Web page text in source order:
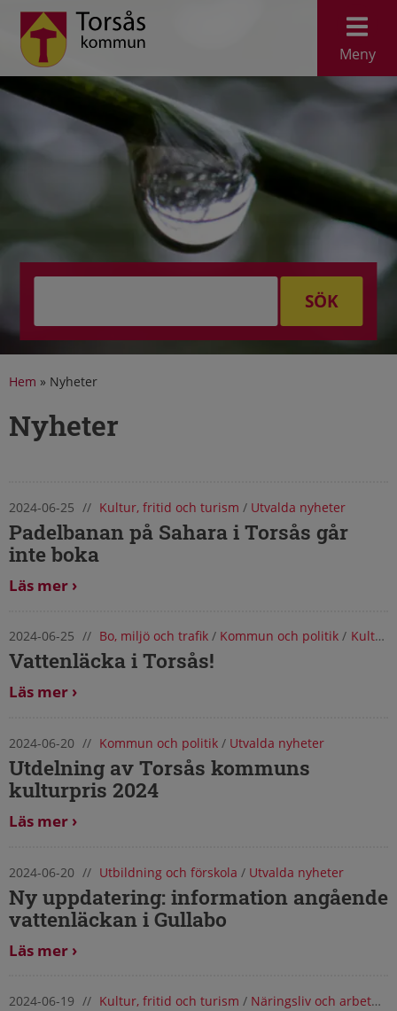
Meny
SÖK
Hem » Nyheter
Nyheter
Nyheter från Torsås kommun
2024-06-25 // Kultur, fritid och turism / Utvalda nyheter
Padelbanan på Sahara i Torsås går
inte boka
Läs mer
2024-06-25 // Bo, miljö och trafik/ Kommun och politik / Kultur, fritid och turism
Vattenläcka i Torsås!
Läs mer
2024-06-20 // Kommun och politik/ Utvalda nyheter
Utdelning av Torsås kommuns
kulturpris 2024
Läs mer
2024-06-20 // Utbildning och förskola / Utvalda nyheter
Ny uppdatering: information angående
vattenläckan i Gullabo
Läs mer
2024-06-19 // Kultur, fritid och turism / Näringsliv och arbete /